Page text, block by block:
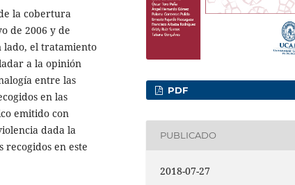
la cobertura
de 2006 y de
lado, el tratamiento
a la opinión
entre las
en las
emitido con
dada la
en este
PDF
PUBLICADO
2018-07-27